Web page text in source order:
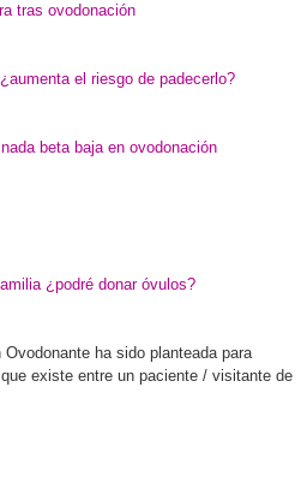
tras ovodonación
el riesgo de padecerlo?
beta baja en ovodonación
¿podré donar óvulos?
ha sido planteada para
existe entre un paciente / visitante de